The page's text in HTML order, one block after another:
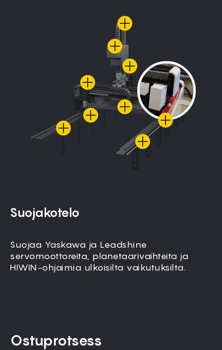
Suojakotelo
Suojaa Yaskawa ja Leadshine
servomoottoreita, planetaarivaihteita ja
HIWIN-ohjaimia ulkoisilta vaikutuksilta.
Ostuprotsess